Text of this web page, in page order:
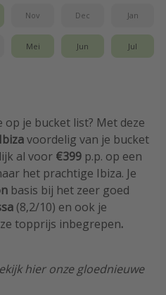
Nov Dec Jan
Mei Jun Jul
je bucket list? Met deze
Ibizavoordelig van je bucket
al voor €399 p.p. op een
het prachtige Ibiza. Je
basis bij het zeer goed
(8,2/10) en ook je
topprijs inbegrepen.
hier onze gloednieuwe